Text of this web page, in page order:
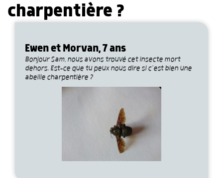
charpentière ?
Ewen et Morvan, 7 ans
Bonjour Sam, nous avons trouvé cet insecte mort
dehors. Est-ce que tu peux nous dire si c’est bien une
abeille charpentière ?